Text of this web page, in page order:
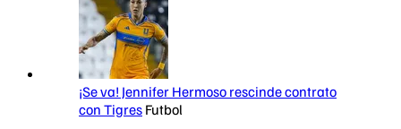
¡Se va! Jennifer Hermoso rescinde contrato
con Tigres Futbol